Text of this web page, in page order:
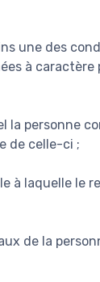
une des
à caractère
personne
de celle-ci ;
à laquelle le
de la